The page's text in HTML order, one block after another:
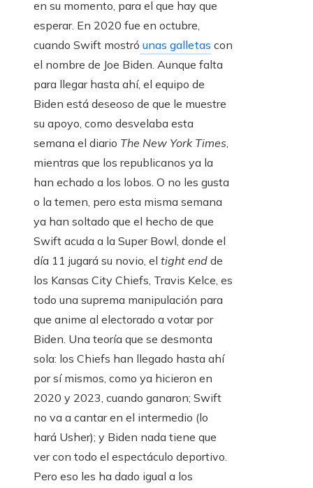
en su momento, para el que hay que
esperar. En 2020 fue en octubre,
cuando Swift mostró unas galletas con
el nombre de Joe Biden. Aunque falta
para llegar hasta ahí, el equipo de
Biden está deseoso de que le muestre
su apoyo, como desvelaba esta
semana el diario The New York Times,
mientras que los republicanos ya la
han echado a los lobos. O no les gusta
o la temen, pero esta misma semana
ya han soltado que el hecho de que
Swift acuda a la Super Bowl, donde el
día 11 jugará su novio, el tight end de
los Kansas City Chiefs, Travis Kelce, es
todo una suprema manipulación para
que anime al electorado a votar por
Biden. Una teoría que se desmonta
sola: los Chiefs han llegado hasta ahí
por sí mismos, como ya hicieron en
2020 y 2023, cuando ganaron; Swift
no va a cantar en el intermedio (lo
hará Usher); y Biden nada tiene que
ver con todo el espectáculo deportivo.
Pero eso les ha dado igual a los